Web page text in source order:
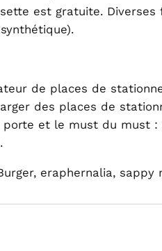
est gratuite. Diverses
de places de
des places de
et le must du must
eraphernalia, sappy